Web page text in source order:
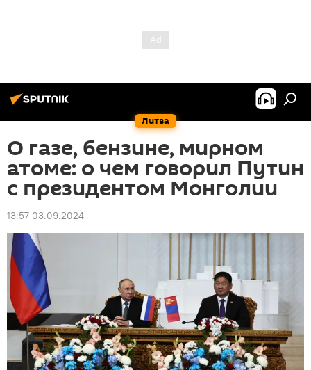
Литва
О газе, бензине, мирном
атоме: о чем говорил Путин
с президентом Монголии
13:57 03.09.2024